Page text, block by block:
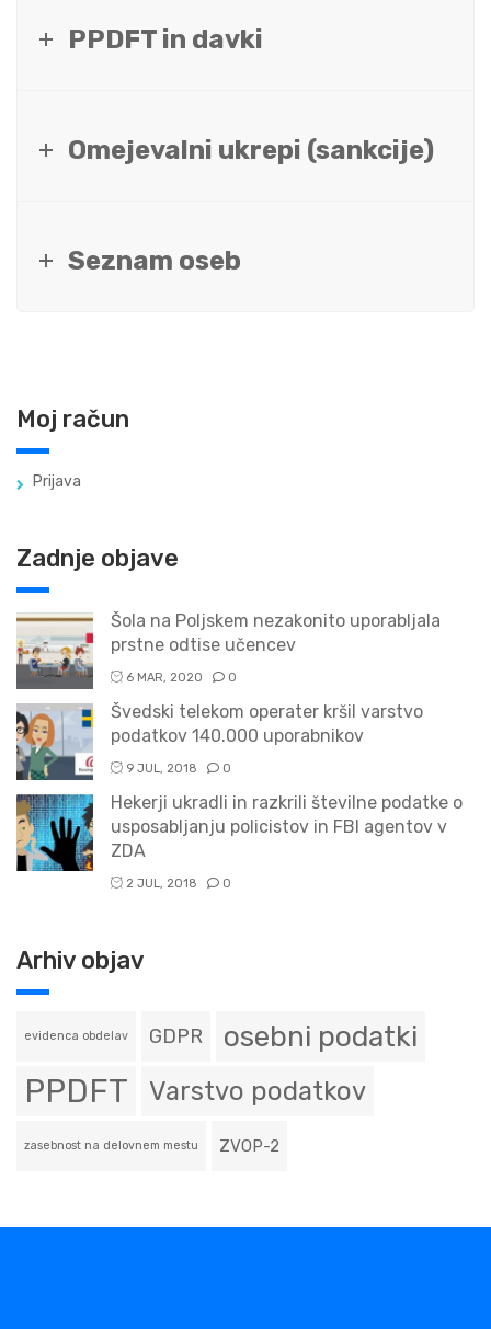
PPDFT in davki
Omejevalni ukrepi (sankcije)
Seznam oseb
Moj račun
Prijava
Zadnje objave
Šola na Poljskem nezakonito uporabljala
prstne odtise učencev
6 MAR, 2020 0
Švedski telekom operater kršil varstvo
podatkov 140.000 uporabnikov
9 JUL, 2018 0
Hekerji ukradli in razkrili številne podatke o
usposabljanju policistov in FBI agentov v
ZDA
2 JUL, 2018 0
Arhiv objav
evidenca obdelav GDPR osebni podatki
PPDFT Varstvo podatkov
zasebnost na delovnem mestu ZVOP-2